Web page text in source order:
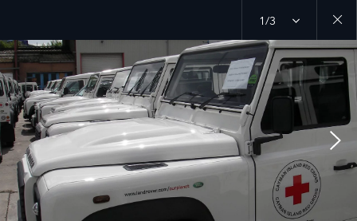
1/3
Close
gallery